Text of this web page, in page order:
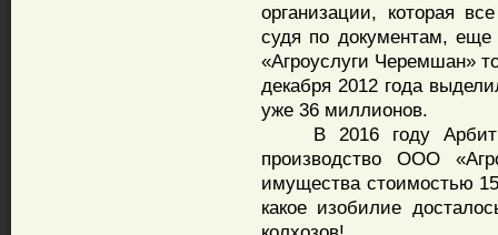
организации, которая
судя по документам,
«Агроуслуги Черемшан»
декабря 2012 года
уже 36 миллионов.
В 2016 году
производство ООО
имущества стоимостью
какое изобилие